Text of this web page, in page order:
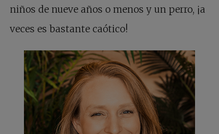
niños de nueve años o menos y un perro, ¡a
veces es bastante caótico!